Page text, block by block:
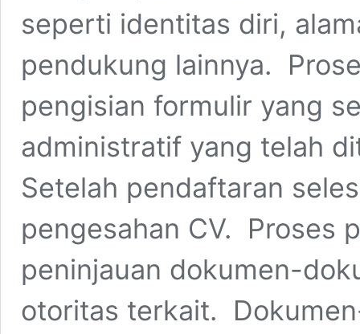
seperti identitas diri,
pendukung lainnya.
pengisian formulir yang
administratif yang telah
Setelah pendaftaran
pengesahan CV. Proses
peninjauan dokumen-
otoritas terkait.